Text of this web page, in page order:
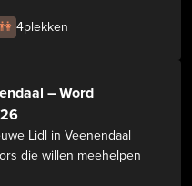
👫 4plekken
– Word
Lidl in Veenendaal
die willen meehelpen